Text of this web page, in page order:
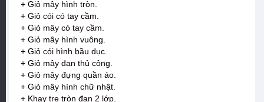
+ Giỏ mây hình tròn.
+ Giỏ cói có tay cầm.
+ Giỏ mây có tay cầm.
+ Giỏ mây hình vuông.
+ Giỏ cói hình bầu dục.
+ Giỏ mây đan thủ công.
+ Giỏ mây đựng quần áo.
+ Giỏ mây hình chữ nhật.
+ Khay tre tròn đan 2 lớp.